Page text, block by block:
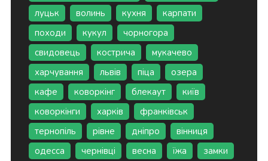
луцьк
волинь кухня
карпати
походи
кукул
чорногора
свидовець
кострича
мукачево
харчування
львів піца
озера
кафе
коворкінг блекаут
київ
коворкінги
харків
франківськ
тернопіль
рівне дніпро
вінниця
одесса
чернівці весна їжа
замки